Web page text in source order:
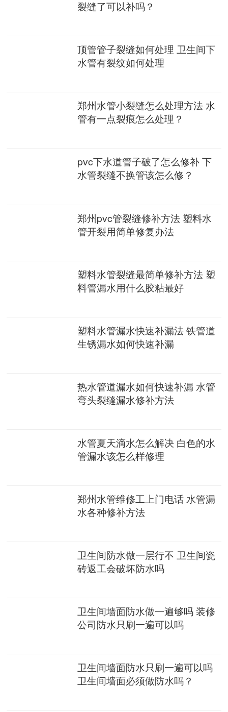
裂缝了可以补吗？
顶管管子裂缝如何处理 卫生间下
水管有裂纹如何处理
郑州水管小裂缝怎么处理方法 水
管有一点裂痕怎么处理？
pvc下水道管子破了怎么修补 下
水管裂缝不换管该怎么修？
郑州pvc管裂缝修补方法 塑料水
管开裂用简单修复办法
塑料水管裂缝最简单修补方法 塑
料管漏水用什么胶粘最好
塑料水管漏水快速补漏法 铁管道
生锈漏水如何快速补漏
热水管道漏水如何快速补漏 水管
弯头裂缝漏水修补方法
水管夏天滴水怎么解决 白色的水
管漏水该怎么样修理
郑州水管维修工上门电话 水管漏
水各种修补方法
卫生间防水做一层行不 卫生间瓷
砖返工会破坏防水吗
卫生间墙面防水做一遍够吗 装修
公司防水只刷一遍可以吗
卫生间墙面防水只刷一遍可以吗
卫生间墙面必须做防水吗？